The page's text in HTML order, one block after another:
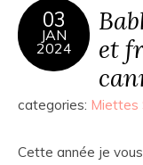
03
JAN
2024
et
categories: Miettes
Cette année je